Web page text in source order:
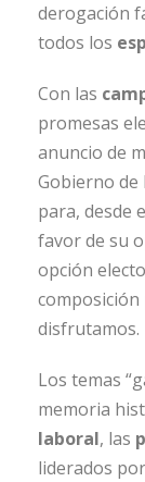
derogación
todos los
Con las
promesas
anuncio de
Gobierno de
para, desde
favor de su
opción
disfrutamos.
Los temas
memoria
laboral, las
liderados